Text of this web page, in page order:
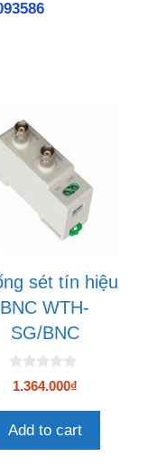
sét tín hiệu
BNC WTH-
SG/BNC
0
n
à
1.364.000₫
Add to cart